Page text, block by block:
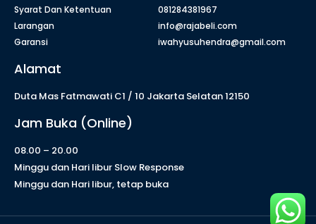
Syarat Dan Ketentuan
Larangan
Garansi
081284381967
info@rajabeli.com
iwahyusuhendra@gmail.com
Alamat
Duta Mas Fatmawati C1 / 10 Jakarta Selatan 12150
Jam Buka (Online)
08.00 – 20.00
Minggu dan Hari libur Slow Response
Minggu dan Hari libur, tetap buka